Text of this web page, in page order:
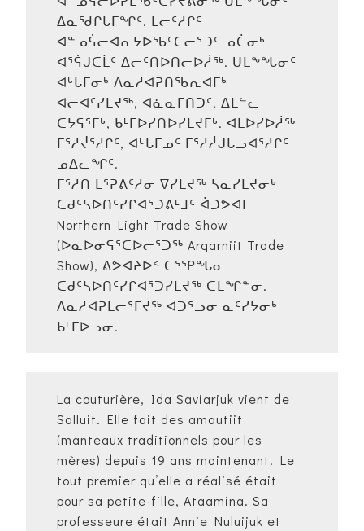
ᐃᓇᖁᒋᒐᒥᖏᑦ. ᒪᓕᑦᓱᒋᑦ
ᐊᓐᓄᕌᓕᐊᕆᔭᐅᖃᑦᑕᓕᕐᑐᑦ ᓄᑖᓂᒃ
ᐊᕐᕌᒍᑕᒫᑦ ᐃᓕᑦᑎᐅᑎᓕᐅᓲᖅ. ᑌᒪᖕᖓᓂᑦ
ᐊᒡᒐᒥᓂᒃ ᐱᓇᓱᐊᕈᑎᖃᕆᐊᒥᒃ
ᐊᓕᐊᑦᓯᒪᔪᖅ, ᐊᓈᓇᒥᑎᑐᑦ, ᐃᒪᓪᓚ
ᑕᔭᕋᕐᒥᒃ, ᑲᒻᒥᐅᓯᑎᐅᓯᒪᔪᒥᒃ. ᐊᒪᐅᓯᐅᓲᖅ
ᒥᕐᓱᔫᕐᓱᒋᑦ, ᐊᒡᒐᒥᓄᑦ ᒥᕐᓱᓲᒍᒐᓗᐊᕐᓱᒋᑦ
ᓄᐃᓚᖏᑦ.
ᒥᕐᓱᑎ ᒪᕐᕈᕕᑦᓱᓂ ᐁᓯᒪᔪᖅ ᓴᓇᓯᒪᔪᓂᒃ
ᑕᑯᑦᓴᐅᑎᑦᓯᒋᐊᕐᑐᕕᒻᒧᑦ ᐋᑐᕗᐊᒥ
Northern Light Trade Show
(ᐅᓇᐅᓂᕋᕐᑕᐅᓕᕐᑐᖅ Arqarniit Trade
Show), ᕕᕗᐊᔨᐅᑉ ᑕᕐᕿᖓᓂ
ᑕᑯᑦᓴᐅᑎᑦᓯᒋᐊᕐᑐᓯᒪᔪᖅ ᑕᒪᖏᓐᓂ.
ᐱᓇᓱᐊᕈᒪᓕᕐᒥᔪᖅ ᐊᑐᕐᓗᓂ ᓇᑦᓯᔭᓂᒃ
ᑲᒻᒥᐅᓗᓂ.
La couturière, Ida Saviarjuk vient de
Salluit. Elle fait des amautiit
(manteaux traditionnels pour les
mères) depuis 19 ans maintenant. Le
tout premier qu’elle a réalisé était
pour sa petite-fille, Ataamina. Sa
professeure était Annie Nuluijuk et